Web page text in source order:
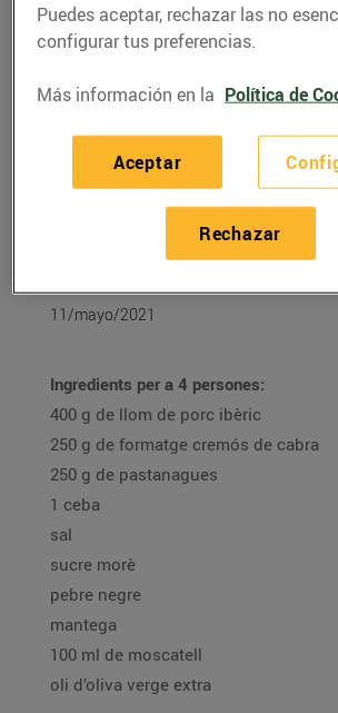
Llom de porc
amb cremós de
formatge de
ceba
11/mayo/2021
Ingredients per a 4 persones:
400 g de llom de porc ibèric
250 g de formatge cremós de cabra
250 g de pastanagues
1 ceba
sal
sucre morè
pebre negre
mantega
100 ml de moscatell
oli d’oliva verge extra
Puedes aceptar, rechazar las no
configurar tus preferencias.
Más información en la Política de
Rechazar
Aceptar